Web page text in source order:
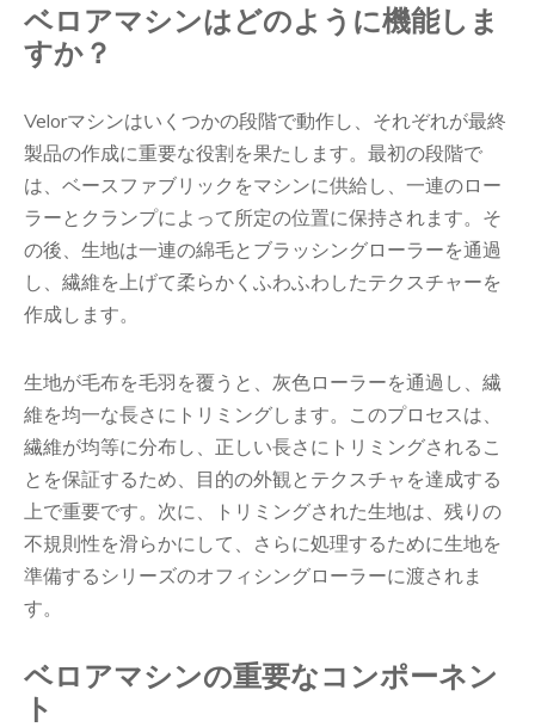
ベロアマシンはどのように機能しま
すか？
Velorマシンはいくつかの段階で動作し、それぞれが最終
製品の作成に重要な役割を果たします。最初の段階で
は、ベースファブリックをマシンに供給し、一連のロー
ラーとクランプによって所定の位置に保持されます。そ
の後、生地は一連の綿毛とブラッシングローラーを通過
し、繊維を上げて柔らかくふわふわしたテクスチャーを
作成します。
生地が毛布を毛羽を覆うと、灰色ローラーを通過し、繊
維を均一な長さにトリミングします。このプロセスは、
繊維が均等に分布し、正しい長さにトリミングされるこ
とを保証するため、目的の外観とテクスチャを達成する
上で重要です。次に、トリミングされた生地は、残りの
不規則性を滑らかにして、さらに処理するために生地を
準備するシリーズのオフィシングローラーに渡されま
す。
ベロアマシンの重要なコンポーネン
ト